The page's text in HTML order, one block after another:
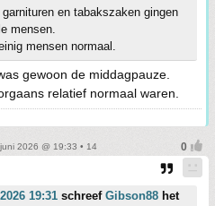
en tabakszaken gingen
mensen.
mensen normaal.
gewoon de middagpauze.
relatief normaal waren.
2026 @ 19:33 • 14
19:31 schreef Gibson88 het